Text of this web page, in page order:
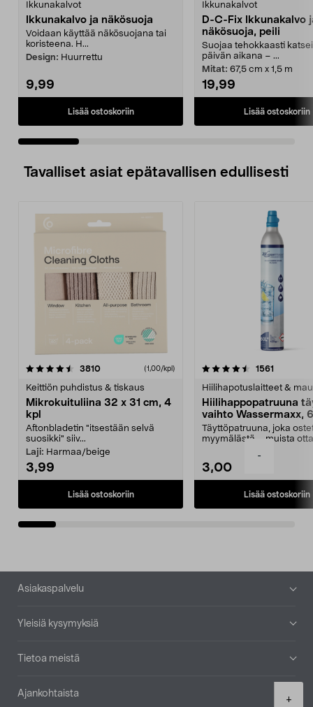
-
+
Ikkunakalvot
Ikkunakalvo ja näkösuoja
Voidaan käyttää näkösuojana tai
koristeena. H...
Design: Huurrettu
9,99
Lisää ostoskoriin
Ikkunakalvot
D-C-Fix Ikkunakalvo
näkösuoja, peili
Suojaa tehokkaasti
päivän aikana – ...
Mitat: 67,5 cm x 1,5 m
19,99
Lisää ostoskoriin
Tavalliset asiat epätavallisen edullisesti
3810arvostelut (1,00/kpl)
Keittiön puhdistus & tiskaus
Mikrokuituliina 32 x 31 cm, 4
kpl
Aftonbladetin "itsestään selvä
suosikki" siiv...
Laji: Harmaa/beige
3,99
Lisää ostoskoriin
4.5viidestä
1561
Hiilihapotuslaitteet &
Hiilihappopatruuna
vaihto Wassermaxx,
Täyttöpatruuna, joka
myymälästä – muista
3,00
Lisää ostoskoriin
4.5viidestä
Alatunniste
Asiakaspalvelu
Yleisiä kysymyksiä
Tietoa meistä
Ajankohtaista